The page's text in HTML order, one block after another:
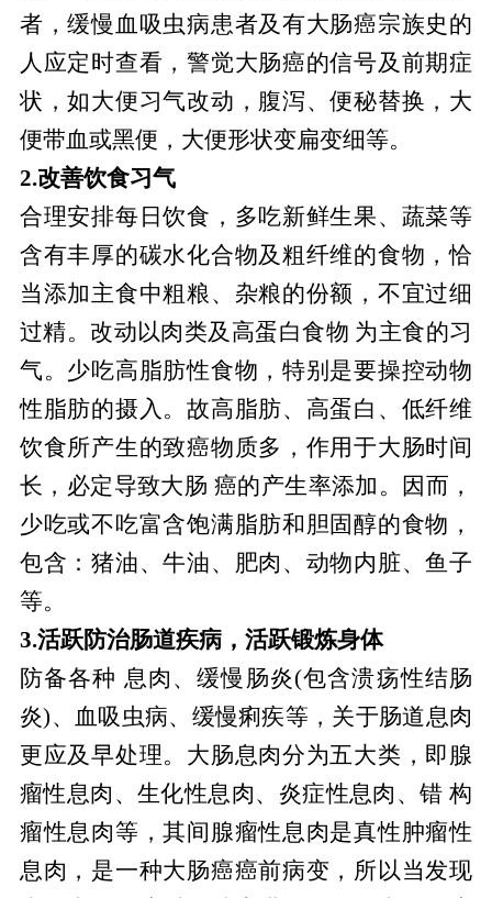
者，缓慢血吸虫病患者及有大肠癌宗族史的
人应定时查看，警觉大肠癌的信号及前期症
状，如大便习气改动，腹泻、便秘替换，大
便带血或黑便，大便形状变扁变细等。
2.改善饮食习气
合理安排每日饮食，多吃新鲜生果、蔬菜等
含有丰厚的碳水化合物及粗纤维的食物，恰
当添加主食中粗粮、杂粮的份额，不宜过细
过精。改动以肉类及高蛋白食物 为主食的习
气。少吃高脂肪性食物，特别是要操控动物
性脂肪的摄入。故高脂肪、高蛋白、低纤维
饮食所产生的致癌物质多，作用于大肠时间
长，必定导致大肠 癌的产生率添加。因而，
少吃或不吃富含饱满脂肪和胆固醇的食物，
包含：猪油、牛油、肥肉、动物内脏、鱼子
等。
3.活跃防治肠道疾病，活跃锻炼身体
防备各种 息肉、缓慢肠炎(包含溃疡性结肠
炎)、血吸虫病、缓慢痢疾等，关于肠道息肉
更应及早处理。大肠息肉分为五大类，即腺
瘤性息肉、生化性息肉、炎症性息肉、错 构
瘤性息肉等，其间腺瘤性息肉是真性肿瘤性
息肉，是一种大肠癌癌前病变，所以当发现